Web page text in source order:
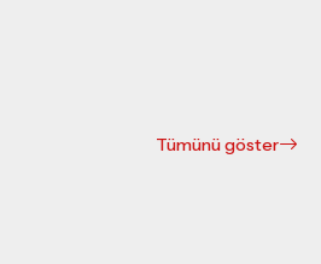
Tümünü göster